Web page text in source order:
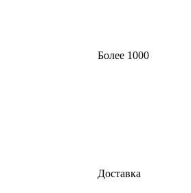
Более 1000
Доставка